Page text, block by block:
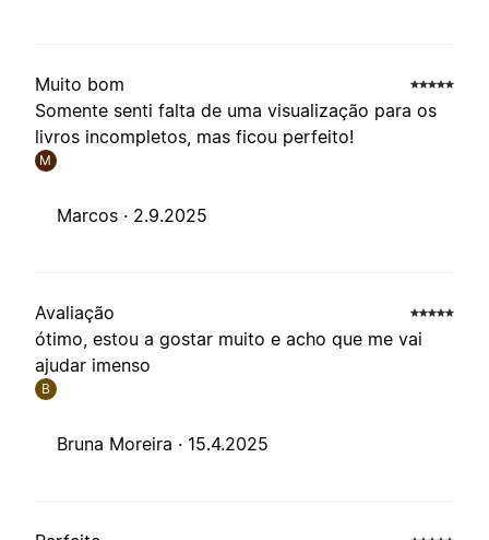
Muito bom
Somente senti falta de uma visualização para os
livros incompletos, mas ficou perfeito!
M
Marcos · 2.9.2025
Avaliação
ótimo, estou a gostar muito e acho que me vai
ajudar imenso
B
Bruna Moreira · 15.4.2025